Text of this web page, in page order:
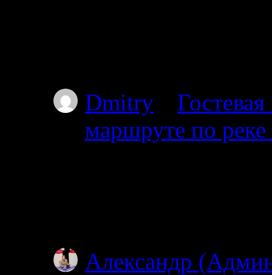
Dmitry
маршруте по
Александр